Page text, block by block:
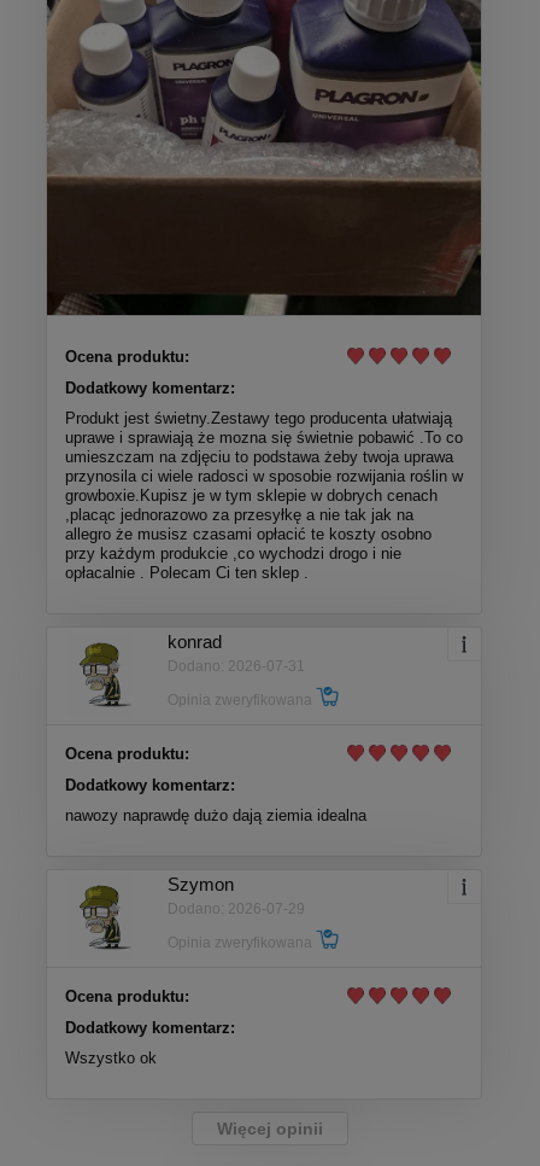
Ocena produktu:
Dodatkowy komentarz:
Produkt jest świetny.Zestawy tego producenta ułatwiają
uprawe i sprawiają że mozna się świetnie pobawić .To co
umieszczam na zdjęciu to podstawa żeby twoja uprawa
przynosila ci wiele radosci w sposobie rozwijania roślin w
growboxie.Kupisz je w tym sklepie w dobrych cenach
,placąc jednorazowo za przesyłkę a nie tak jak na
allegro że musisz czasami opłacić te koszty osobno
przy każdym produkcie ,co wychodzi drogo i nie
opłacalnie . Polecam Ci ten sklep .
konrad
Dodano: 2026-07-31
Opinia zweryfikowana
Ocena produktu:
Dodatkowy komentarz:
nawozy naprawdę dużo dają ziemia idealna
Szymon
Dodano: 2026-07-29
Opinia zweryfikowana
Ocena produktu:
Dodatkowy komentarz:
Wszystko ok
Więcej opinii